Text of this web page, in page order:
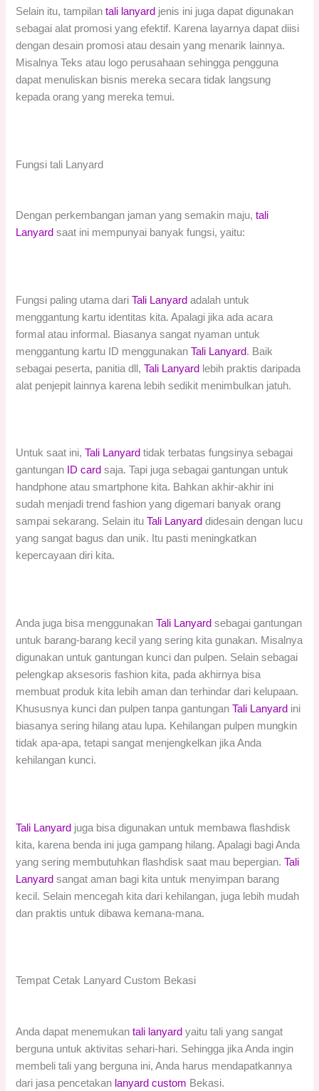
Selain itu, tampilantali lanyard jenis ini juga dapat digunakan
sebagai alat promosi yang efektif. Karena layarnya dapat diisi
dengan desain promosi atau desain yang menarik lainnya.
Misalnya Teks atau logo perusahaan sehingga pengguna
dapat menuliskan bisnis mereka secara tidak langsung
kepada orang yang mereka temui.
Fungsi tali Lanyard
Dengan perkembangan jaman yang semakin maju,tali
Lanyard saat ini mempunyai banyak fungsi, yaitu:
Fungsi paling utama dariTali Lanyard adalah untuk
menggantung kartu identitas kita. Apalagi jika ada acara
formal atau informal. Biasanya sangat nyaman untuk
menggantung kartu ID menggunakanTali Lanyard. Baik
sebagai peserta, panitia dll,Tali Lanyard lebih praktis daripada
alat penjepit lainnya karena lebih sedikit menimbulkan jatuh.
Untuk saat ini,Tali Lanyard tidak terbatas fungsinya sebagai
gantungan
ID card saja. Tapi juga sebagai gantungan untuk
handphone atau smartphone kita. Bahkan akhir-akhir ini
sudah menjadi trend fashion yang digemari banyak orang
sampai sekarang. Selain ituTali Lanyard didesain dengan lucu
yang sangat bagus dan unik. Itu pasti meningkatkan
kepercayaan diri kita.
Anda juga bisa menggunakanTali Lanyard sebagai gantungan
untuk barang-barang kecil yang sering kita gunakan. Misalnya
digunakan untuk gantungan kunci dan pulpen. Selain sebagai
pelengkap aksesoris fashion kita, pada akhirnya bisa
membuat produk kita lebih aman dan terhindar dari kelupaan.
Khususnya kunci dan pulpen tanpa gantunganTali Lanyard ini
biasanya sering hilang atau lupa. Kehilangan pulpen mungkin
tidak apa-apa, tetapi sangat menjengkelkan jika Anda
kehilangan kunci.
Tali Lanyard juga bisa digunakan untuk membawa flashdisk
kita, karena benda ini juga gampang hilang. Apalagi bagi Anda
yang sering membutuhkan flashdisk saat mau bepergian.Tali
Lanyard sangat aman bagi kita untuk menyimpan barang
kecil. Selain mencegah kita dari kehilangan, juga lebih mudah
dan praktis untuk dibawa kemana-mana.
Tempat Cetak Lanyard Custom Bekasi
Anda dapat menemukantali lanyard yaitu tali yang sangat
berguna untuk aktivitas sehari-hari. Sehingga jika Anda ingin
membeli tali yang berguna ini, Anda harus mendapatkannya
dari jasa pencetakan lanyard custom Bekasi.